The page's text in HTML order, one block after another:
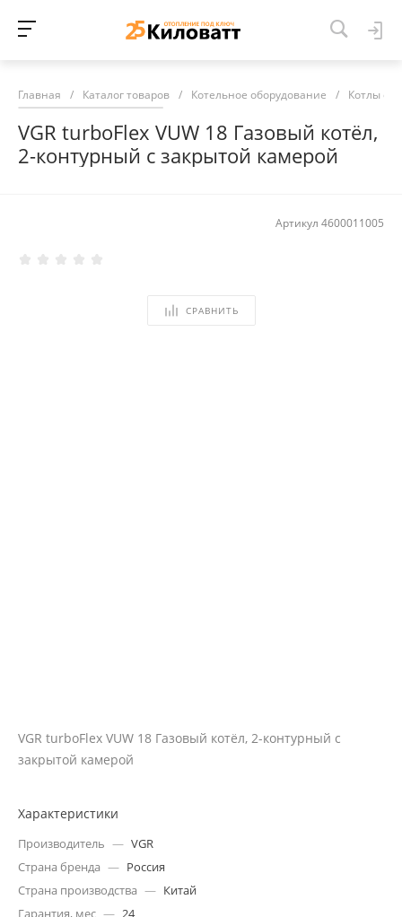
Главная / Каталог товаров / Котельное оборудование / Котлы
VGR turboFlex VUW 18 Газовый котёл,
2-контурный с закрытой камерой
Артикул 4600011005
СРАВНИТЬ
VGR turboFlex VUW 18 Газовый котёл, 2-контурный с
закрытой камерой
Характеристики
Производитель — VGR
Страна бренда — Россия
Страна производства — Китай
Гарантия, мес — 24